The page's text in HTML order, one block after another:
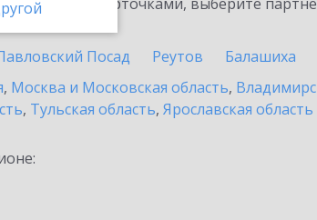
Посад Реутов Балашиха
, Москва и Московская область,
, Тульская область, Ярославская область